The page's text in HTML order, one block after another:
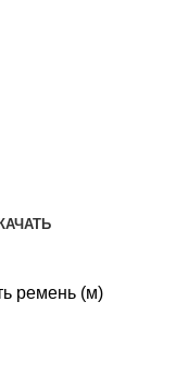
ремень (м)